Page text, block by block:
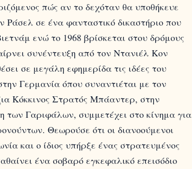
πώς αν το δεχόταν θα υποθήκευε
Ράσελ σε ένα φανταστικό δικαστήριο που
ενώ το 1968 βρίσκεται στου δρόμους
συνέντευξη από τον Ντανιέλ Κον
σε μεγάλη εφημερίδα τις ιδέες του
Γερμανία όπου συναντιέται με τον
Κόκκινος Στρατός Μπάαντερ, στην
των Γαριφάλων, συμμετέχει στο κίνημα για
Θεωρούσε ότι οι διανοούμενοι
και ο ίδιος υπήρξε ένας στρατευμένος
ένα σοβαρό εγκεφαλικό επεισόδιο